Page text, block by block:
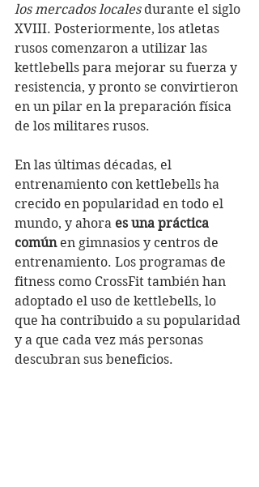
los mercados locales durante el siglo
XVIII. Posteriormente, los atletas
rusos comenzaron a utilizar las
kettlebells para mejorar su fuerza y
resistencia, y pronto se convirtieron
en un pilar en la preparación física
de los militares rusos.
En las últimas décadas, el
entrenamiento con kettlebells ha
crecido en popularidad en todo el
mundo, y ahora es una práctica
común en gimnasios y centros de
entrenamiento. Los programas de
fitness como CrossFit también han
adoptado el uso de kettlebells, lo
que ha contribuido a su popularidad
y a que cada vez más personas
descubran sus beneficios.